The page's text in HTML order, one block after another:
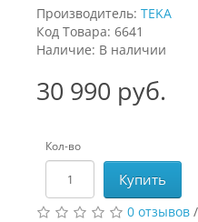
Производитель: TEKA
Код Товара: 6641
Наличие: В наличии
30 990 руб.
Кол-во
Купить
0 отзывов /